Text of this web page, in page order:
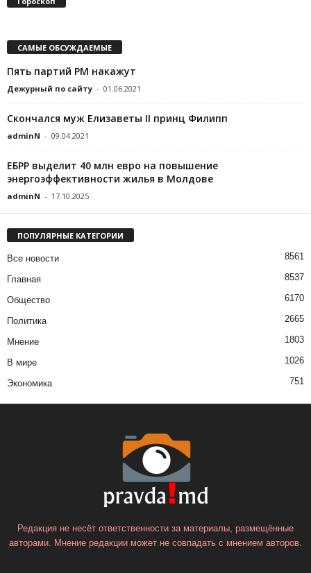
САМЫЕ ОБСУЖДАЕМЫЕ
Пять партий РМ накажут
Дежурный по сайту - 01.06.2021
Скончался муж Елизаветы II принц Филипп
adminN - 09.04.2021
ЕБРР выделит 40 млн евро на повышение
энергоэффективности жилья в Молдове
adminN - 17.10.2025
ПОПУЛЯРНЫЕ КАТЕГОРИИ
Все новости 8561
Главная 8537
Общество 6170
Политика 2665
Мнение 1803
В мире 1026
Экономика 751
Редакция не несёт ответственности за материалы, размещённые
авторами. Мнение редакции может не совпадать с мнением авторов.